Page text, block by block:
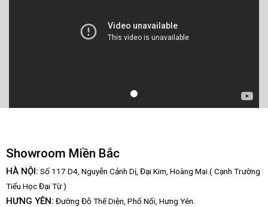
Showroom Miền Bắc
HÀ NỘI: Số 117 D4, Nguyễn Cảnh Dị, Đại Kim, Hoàng Mai.( Cạnh Trường
Tiểu Học Đại Từ )
HƯNG YÊN: Đường Đỗ Thế Diện, Phố Nối, Hưng Yên.